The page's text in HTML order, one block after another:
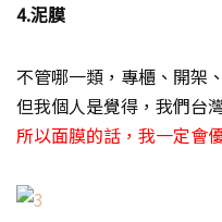
4.泥膜
不管哪一類，專櫃、開架
但我個人是覺得，我們台
所以面膜的話，我一定會